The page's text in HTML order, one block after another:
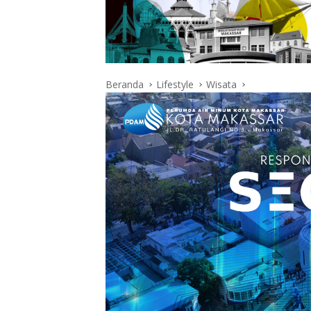
Beranda Lifestyle Wisata